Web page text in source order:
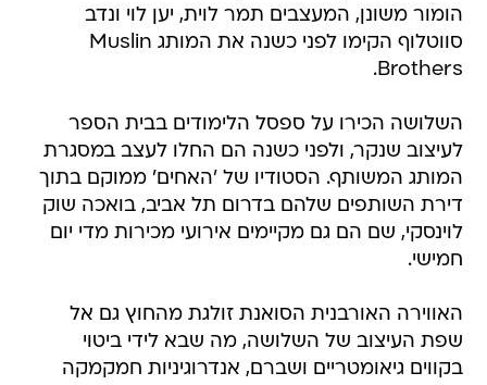
הומור משונן, המעצבים תמר לוית, יען לוי ונדב
סווטלוף הקימו לפני כשנה את המותג Muslin
Brothers.
השלושה הכירו על ספסל הלימודים בבית הספר
לעיצוב שנקר, ולפני כשנה הם החלו לעצב במסגרת
המותג המשותף. הסטודיו של 'האחים' ממוקם בתוך
דירת השותפים שלהם בדרום תל אביב, בואכה שוק
לוינסקי, שם הם גם מקיימים אירועי מכירות מדי יום
חמישי.
האווירה האורבנית הסואנת זולגת מהחוץ גם אל
שפת העיצוב של השלושה, מה שבא לידי ביטוי
בקווים גיאומטריים ושברם, אנדרוגיניות חמקמקה